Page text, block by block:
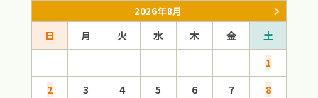
2026年8月
日 月 火 水 木 金
土
1
2
3 4 5 6 7
8